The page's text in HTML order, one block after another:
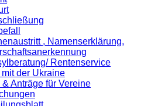
, Namenserklärung,
Rentenservice
der Ukraine
& Anträge für Vereine